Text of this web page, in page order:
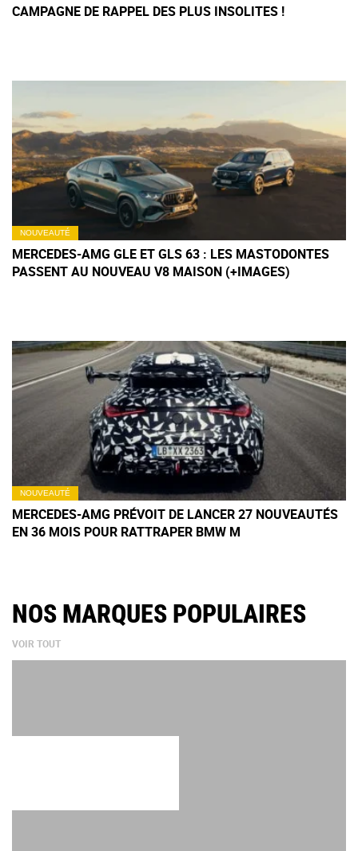
CAMPAGNE DE RAPPEL DES PLUS INSOLITES !
NOUVEAUTÉ
MERCEDES-AMG GLE ET GLS 63 : LES MASTODONTES
PASSENT AU NOUVEAU V8 MAISON (+IMAGES)
NOUVEAUTÉ
MERCEDES-AMG PRÉVOIT DE LANCER 27 NOUVEAUTÉS
EN 36 MOIS POUR RATTRAPER BMW M
NOS MARQUES POPULAIRES
VOIR TOUT